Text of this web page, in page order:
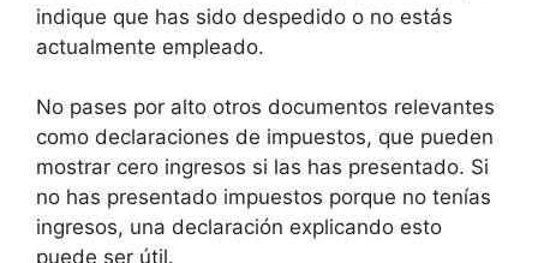
indique que has sido despedido o no estás
actualmente empleado.
No pases por alto otros documentos relevantes
como declaraciones de impuestos, que pueden
mostrar cero ingresos si las has presentado. Si
no has presentado impuestos porque no tenías
ingresos, una declaración explicando esto
puede ser útil.